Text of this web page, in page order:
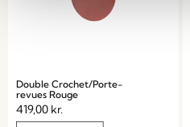
Double Crochet/Porte-
revues Rouge
419,00 kr.